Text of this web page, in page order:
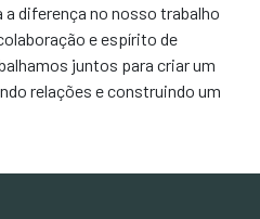
diferença no nosso trabalho
e espírito de
juntos para criar um
relações e construindo um